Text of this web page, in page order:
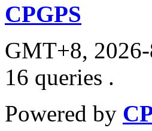
CPGPS
GMT+8,
16 queries .
Powered by